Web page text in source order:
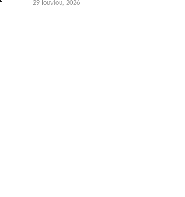
29 Ιουνίου, 2026